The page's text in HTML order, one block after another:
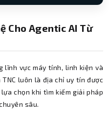
Cho Agentic AI Từ
lĩnh vực máy tính, linh kiện và
luôn là địa chỉ uy tín được
chọn khi tìm kiếm giải pháp
sâu.